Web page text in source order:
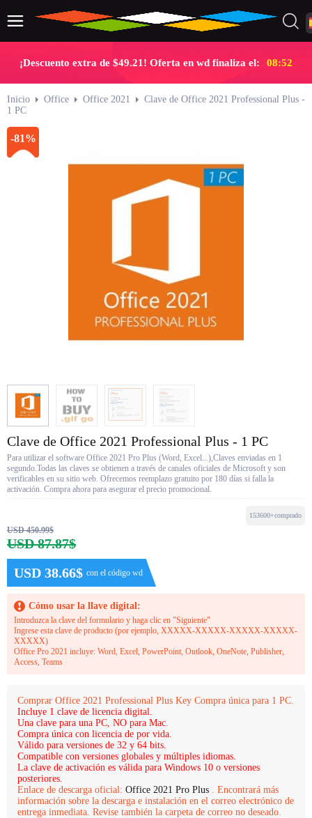
¡Descuento extra de $49.21! Oferta en wd finaliza el: 08:51
Inicio Office Office 2021
Clave de Office 2021 Professional Plus -
1 PC
-81%
Clave de Office 2021 Professional Plus - 1 PC
Para utilizar el software Office 2021 Pro Plus (Word, Excel...),Claves enviadas en 1
segundo.Todas las claves se obtienen a través de canales oficiales de Microsoft y son
verificables en su sitio web. Ofrecemos reemplazo gratuito por 180 días si falla la
activación. Compra ahora para asegurar el precio promocional.
USD 450.99$
USD 87.87$
USD 38.66$ con el código wd
153600+comprado
Cómo usar la llave digital:
Introduzca la clave del formulario y haga clic en "Siguiente"
Ingrese esta clave de producto (por ejemplo, XXXXX-XXXXX-XXXXX-XXXXX-
XXXXX)
Office Pro 2021 incluye: Word, Excel, PowerPoint, Outlook, OneNote, Publisher,
Access, Teams
Comprar Office 2021 Professional Plus Key Compra única para 1 PC.
Incluye 1 clave de licencia digital.
Una clave para una PC, NO para Mac.
Compra única con licencia de por vida.
Válido para versiones de 32 y 64 bits.
Compatible con versiones globales y múltiples idiomas.
La clave de activación es válida para Windows 10 o versiones
posteriores.
Enlace de descarga oficial: Office 2021 Pro Plus . Encontrará más
información sobre la descarga e instalación en el correo electrónico de
entrega inmediata. Revise también la carpeta de correo no deseado.